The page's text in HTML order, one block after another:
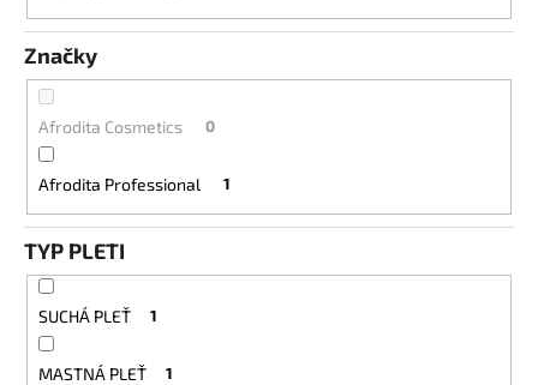
Značky
Afrodita Cosmetics 0
Afrodita Professional 1
TYP PLETI
SUCHÁ PLEŤ 1
MASTNÁ PLEŤ 1
D
u
č
u
m